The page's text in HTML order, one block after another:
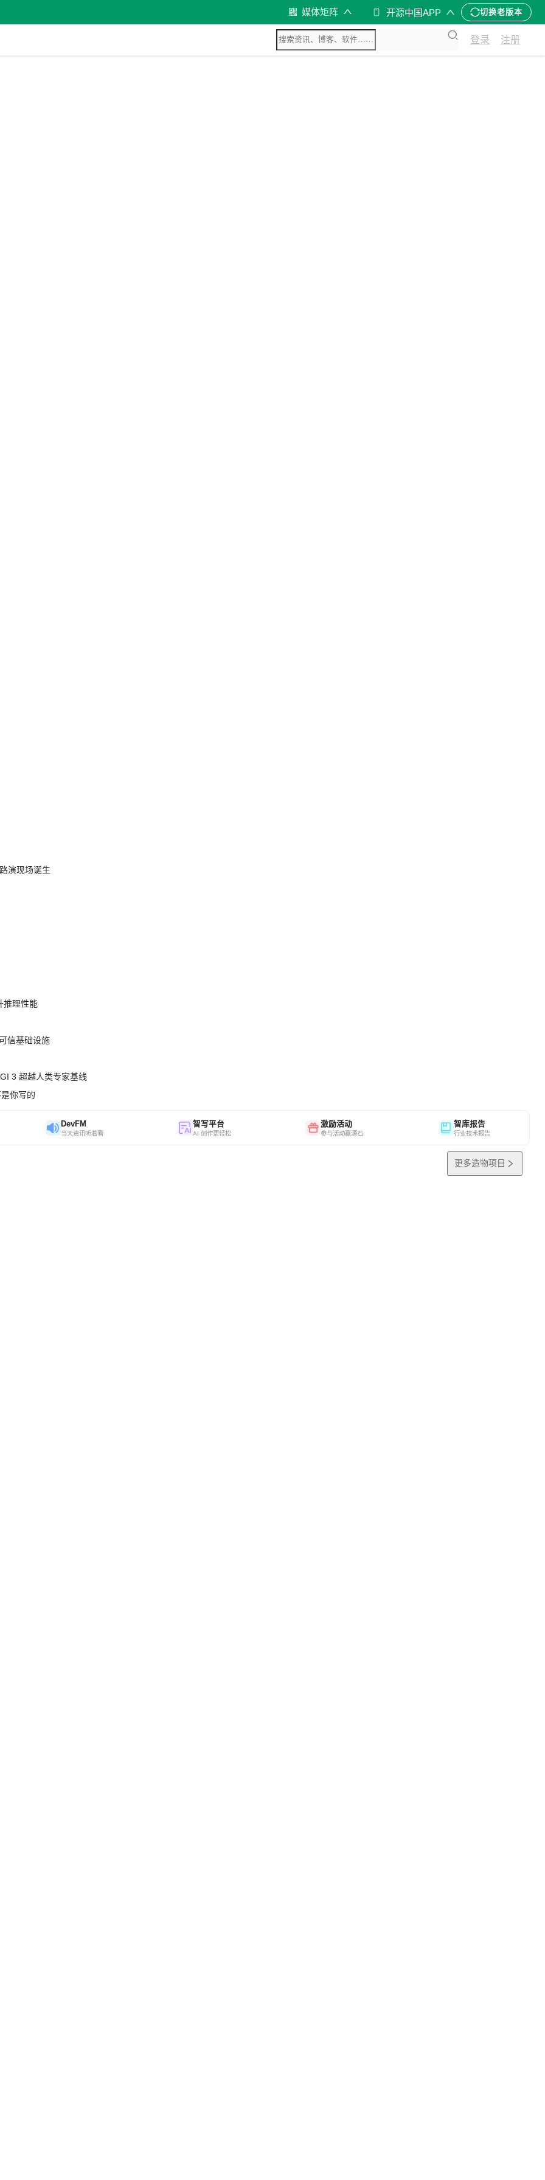
媒体矩阵 开源中国APP 切换老版本
登录 注册
演现场诞生
推理性能
信基础设施
3 超越人类专家基线
你写的
DevFM
当天资讯听着看
智写平台
AI 创作更轻松
激励活动
参与活动赢源石
智库报告
行业技术报告
更多造物项目